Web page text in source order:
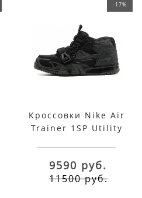
-17%
Кроссовки Nike Air
Trainer 1SP Utility
9590 руб.
11500 руб.